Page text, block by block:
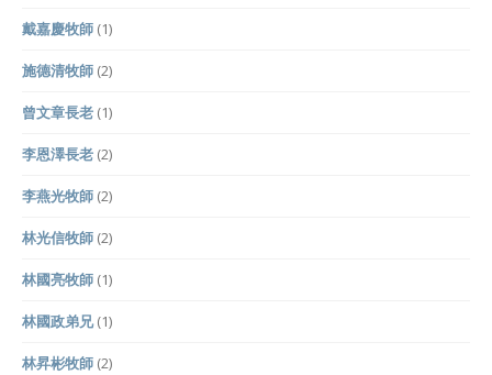
戴嘉慶牧師 (1)
施德清牧師 (2)
曾文章長老 (1)
李恩澤長老 (2)
李燕光牧師 (2)
林光信牧師 (2)
林國亮牧師 (1)
林國政弟兄(1)
林昇彬牧師 (2)